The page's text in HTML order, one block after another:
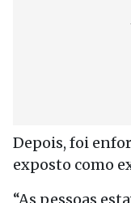
Depois, foi
exposto como